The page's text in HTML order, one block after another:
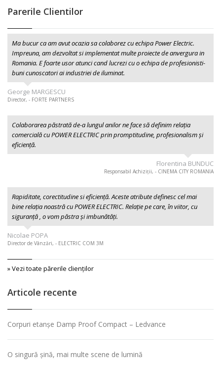
Parerile Clientilor
Ma bucur ca am avut ocazia sa colaborez cu echipa Power Electric.
Impreuna, am dezvoltat si implementat multe proiecte de anvergura in
Romania. E foarte usor atunci cand lucrezi cu o echipa de profesionisti-
buni cunoscatori ai industriei de iluminat.
George MARGESCU
Director, - FORTE PARTNERS
Colaborarea păstrată de-a lungul anilor ne face să definim relația
comercială cu POWER ELECTRIC prin promptitudine, profesionalism şi
eficiență.
Florentina BUNDUC
Responsabil Achiziții, - CINEMA CITY ROMANIA
Rapiditate, corectitudine si eficiență. Aceste atribute definesc cel mai
bine relația noastră cu POWER ELECTRIC. Relație pe care, în viitor, cu
siguranță , o vom păstra și imbunătăți.
Nicolae POPA
Director de Vânzări, - ELECTRIC COM 3M
» Vezi toate părerile clienţilor
Articole recente
Corpuri etanșe Damp Proof Compact – Ledvance
O singură șină, mai multe scene de lumină